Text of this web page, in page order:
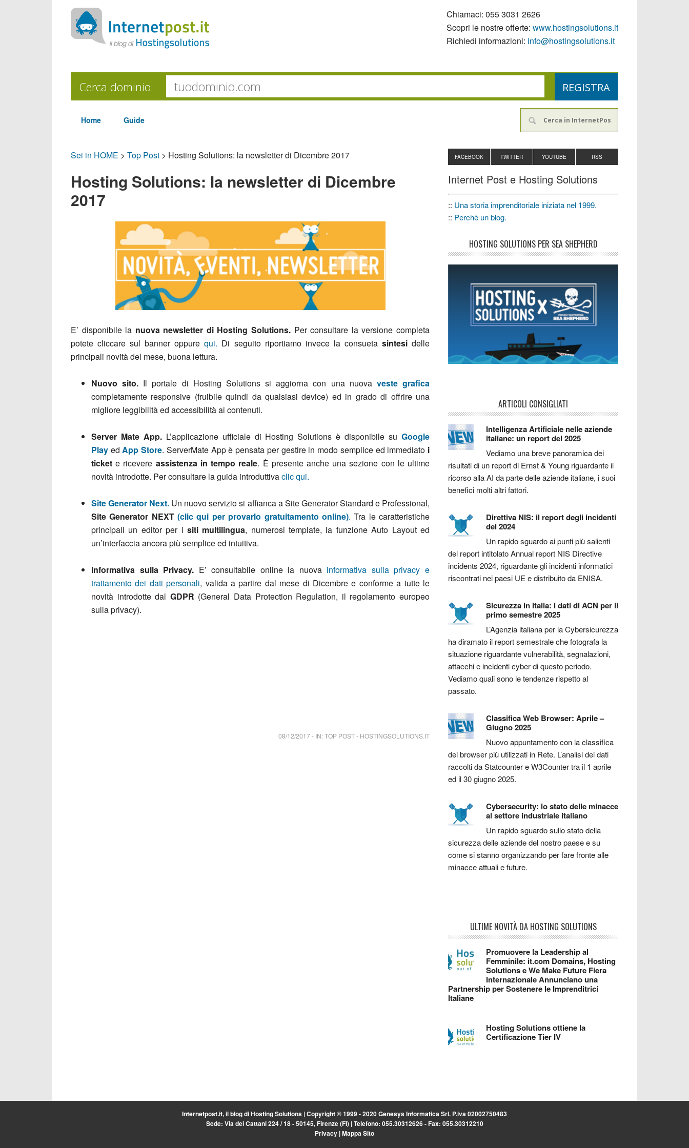
Chiamaci: 055 3031 2626
Scopri le nostre offerte: www.hostingsolutions.it
Richiedi informazioni: info@hostingsolutions.it
Cerca dominio:
Home Guide
Sei in HOME > Top Post > Hosting Solutions: la newsletter di Dicembre 2017
Hosting Solutions: la newsletter di Dicembre
2017
E’ disponibile la nuova newsletter di Hosting Solutions. Per consultare la versione completa
potete cliccare sul banner oppurequi. Di seguito riportiamo invece la consueta sintesidelle
principali novità del mese, buona lettura.
Nuovo sito. Il portale di Hosting Solutions si aggiorna con una nuova veste grafica
completamente responsive (fruibile quindi da qualsiasi device) ed in grado di offrire una
migliore leggibilità ed accessibilità ai contenuti.
Server Mate App. L’applicazione ufficiale di Hosting Solutions è disponibile suGoogle
Play edApp Store. ServerMate App è pensata per gestire in modo semplice ed immediato i
ticket e ricevere assistenza in tempo reale. È presente anche una sezione con le ultime
novità introdotte. Per consultare la guida introduttivaclic qui.
Site Generator Next. Un nuovo servizio si affianca a Site Generator Standard e Professional,
Site Generator NEXT(clic qui per provarlo gratuitamento online). Tra le caratteristiche
principali un editor per i siti multilingua, numerosi template, la funzione Auto Layout ed
un’interfaccia ancora più semplice ed intuitiva.
Informativa sulla Privacy. E’ consultabile online la nuova informativa sulla privacy e
trattamento dei dati personali, valida a partire dal mese di Dicembre e conforme a tutte le
novità introdotte dal GDPR (General Data Protection Regulation, il regolamento europeo
sulla privacy).
08/12/2017- IN:TOP POST- HOSTINGSOLUTIONS.IT
FACEBOOK TWITTER YOUTUBE RSS
Internet Post e Hosting Solutions
:: Una storia imprenditoriale iniziata nel 1999.
:: Perchè un blog.
HOSTING SOLUTIONS PER SEA SHEPHERD
ARTICOLI CONSIGLIATI
Intelligenza Artificiale nelle aziende
italiane: un report del 2025
Vediamo una breve panoramica dei
risultati di un report di Ernst & Young riguardante il
ricorso alla AI da parte delle aziende italiane, i suoi
benefici molti altri fattori.
Direttiva NIS: il report degli incidenti
del 2024
Un rapido sguardo ai punti più salienti
del report intitolato Annual report NIS Directive
incidents 2024, riguardante gli incidenti informatici
riscontrati nei paesi UE e distribuito da ENISA.
Sicurezza in Italia: i dati di ACN per il
primo semestre 2025
L’Agenzia italiana per la Cybersicurezza
ha diramato il report semestrale che fotografa la
situazione riguardante vulnerabilità, segnalazioni,
attacchi e incidenti cyber di questo periodo.
Vediamo quali sono le tendenze rispetto al
passato.
Classifica Web Browser: Aprile –
Giugno 2025
Nuovo appuntamento con la classifica
dei browser più utilizzati in Rete. L’analisi dei dati
raccolti da Statcounter e W3Counter tra il 1 aprile
ed il 30 giugno 2025.
Cybersecurity: lo stato delle minacce
al settore industriale italiano
Un rapido sguardo sullo stato della
sicurezza delle aziende del nostro paese e su
come si stanno organizzando per fare fronte alle
minacce attuali e future.
ULTIME NOVITÀ DA HOSTING SOLUTIONS
Promuovere la Leadership al
Femminile: it.com Domains, Hosting
Solutions e We Make Future Fiera
Internazionale Annunciano una
Partnership per Sostenere le Imprenditrici
Italiane
Hosting Solutions ottiene la
Certificazione Tier IV
Internetpost.it, il blog diHosting Solutions | Copyright © 1999 - 2020 Genesys Informatica Srl. P.iva 02002750483
Sede: Via dei Cattani 224 / 18 - 50145, Firenze (FI) | Telefono: 055.30312626 - Fax: 055.30312210
Privacy |Mappa Sito